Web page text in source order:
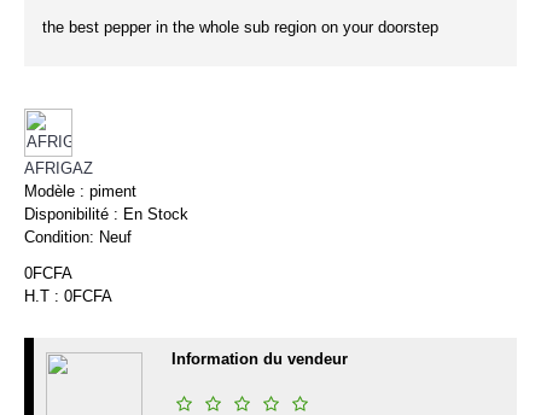
the best pepper in the whole sub region on your doorstep
AFRIGAZ
Modèle : piment
Disponibilité : En Stock
Condition: Neuf
0FCFA
H.T : 0FCFA
Information du vendeur